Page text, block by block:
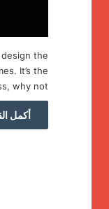
the
It’s the
why not…
أكمل